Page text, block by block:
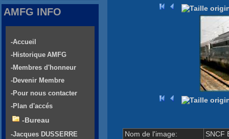
Nom de l'image:
SNCF
AMFG INFO
-Accueil
-Historique AMFG
-Membres d'honneur
-Devenir Membre
-Pour nous contacter
-Plan d'accés
-Bureau
-Jacques DUSSERRE